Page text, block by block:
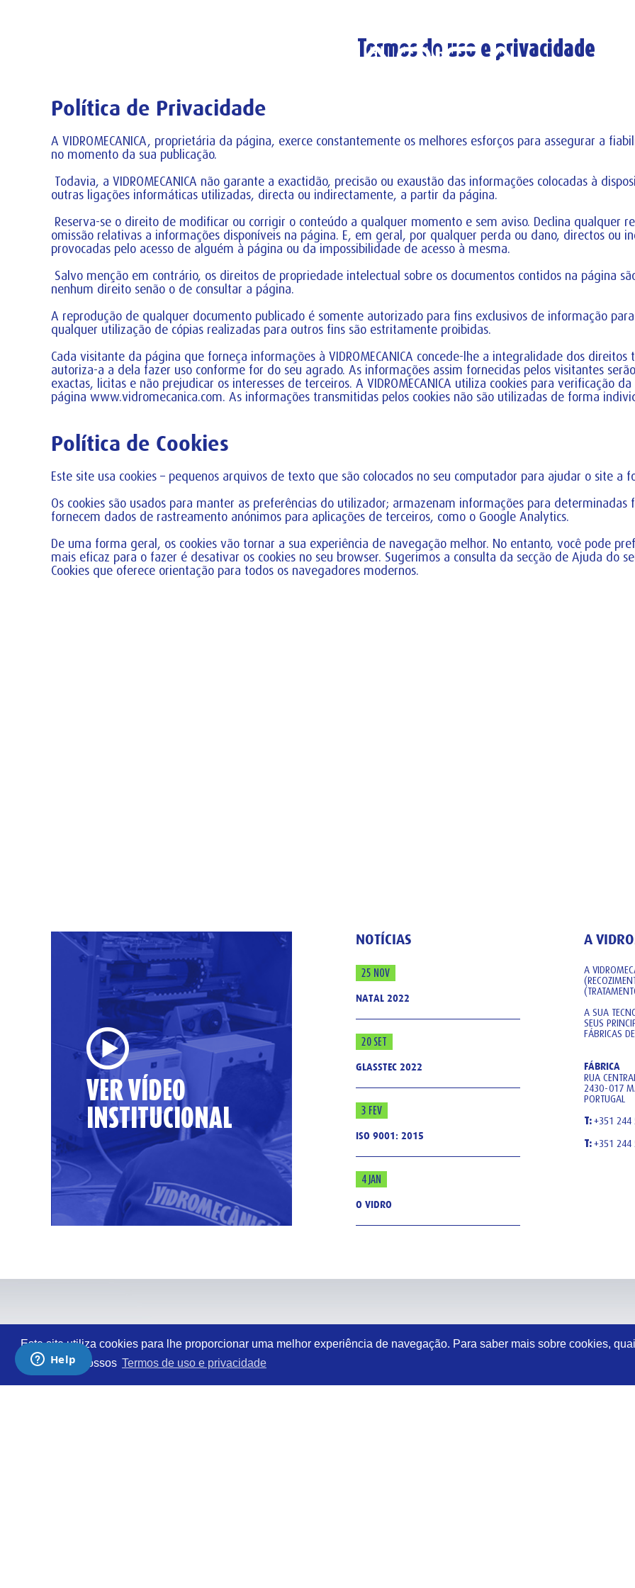
Este site utiliza cookies para lhe proporcionar uma melhor experiência de navegação. Para saber mais sobre cookies,
consulte os nossos Termos de uso e privacidade
Termos de uso e privacidade
Política de Privacidade
A VIDROMECANICA, proprietária da página, exerce constantemente os melhores esforços para assegurar a
no momento da sua publicação.
Todavia, a VIDROMECANICA não garante a exactidão, precisão ou exaustão das informações colocadas à
outras ligações informáticas utilizadas, directa ou indirectamente, a partir da página.
Reserva-se o direito de modificar ou corrigir o conteúdo a qualquer momento e sem aviso. Declina qualquer
omissão relativas a informações disponíveis na página. E, em geral, por qualquer perda ou dano, directos ou
provocadas pelo acesso de alguém à página ou da impossibilidade de acesso à mesma.
Salvo menção em contrário, os direitos de propriedade intelectual sobre os documentos contidos na página
nenhum direito senão o de consultar a página.
A reprodução de qualquer documento publicado é somente autorizado para fins exclusivos de informação
qualquer utilização de cópias realizadas para outros fins são estritamente proibidas.
Cada visitante da página que forneça informações à VIDROMECANICA concede-lhe a integralidade dos
autoriza-a a dela fazer uso conforme for do seu agrado. As informações assim fornecidas pelos visitantes
exactas, licitas e não prejudicar os interesses de terceiros. A VIDROMECANICA utiliza cookies para verificação
página www.vidromecanica.com. As informações transmitidas pelos cookies não são utilizadas de forma
Política de Cookies
Este site usa cookies – pequenos arquivos de texto que são colocados no seu computador para ajudar o site a
Os cookies são usados para manter as preferências do utilizador; armazenam informações para determinadas
fornecem dados de rastreamento anónimos para aplicações de terceiros, como o Google Analytics.
De uma forma geral, os cookies vão tornar a sua experiência de navegação melhor. No entanto, você pode
mais eficaz para o fazer é desativar os cookies no seu browser. Sugerimos a consulta da secção de Ajuda do
Cookies que oferece orientação para todos os navegadores modernos.
VER VÍDEO
INSTITUCIONAL
NOTÍCIAS
25 NOV
NATAL 2022
20 SET
GLASSTEC 2022
3 FEV
ISO 9001: 2015
4 JAN
O VIDRO
A
A
A SUA
SEUS
FÁBRICAS
FÁBRICA
RUA
2430-017
PORTUGAL
T:+351 244
T:+351 244